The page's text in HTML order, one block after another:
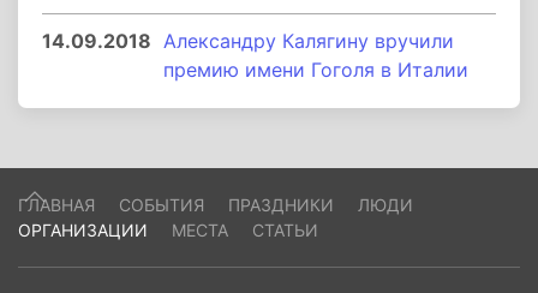
14.09.2018 Александру Калягину вручили
премию имени Гоголя в Италии
ГЛАВНАЯ СОБЫТИЯ ПРАЗДНИКИ
ЛЮДИ
ОРГАНИЗАЦИИ
МЕСТА СТАТЬИ